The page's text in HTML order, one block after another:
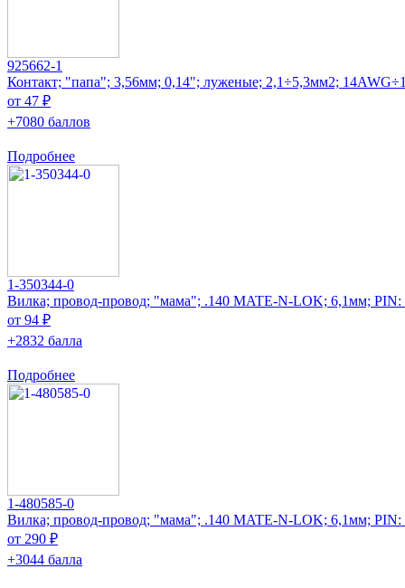
925662-1
Контакт; "папа"; 3,56мм; 0,14"; луженые; 2,1÷5,3мм2;
от 47 ₽
+7080 баллов
Подробнее
1-350344-0
Вилка; провод-провод; "мама"; .140 MATE-N-LOK; 6,1мм; PIN:
от 94 ₽
+2832 балла
Подробнее
1-480585-0
Вилка; провод-провод; "мама"; .140 MATE-N-LOK; 6,1мм; PIN:
от 290 ₽
+3044 балла